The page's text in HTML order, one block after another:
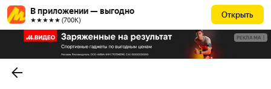
В приложении — выгодно
★★★★★ (700К)
Открыть
РЕКЛАМА